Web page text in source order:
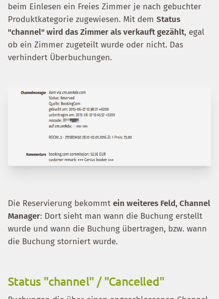
beim Einlesen ein Freies Zimmer je nach gebuchter
Produktkategorie zugewiesen. Mit dem Status
"channel" wird das Zimmer als verkauft gezählt, egal
ob ein Zimmer zugeteilt wurde oder nicht. Das
verhindert Überbuchungen.
Die Reservierung bekommt ein weiteres Feld, Channel
Manager: Dort sieht man wann die Buchung erstellt
wurde und wann die Buchung übertragen, bzw. wann
die Buchung storniert wurde.
Status "channel" / "Cancelled"